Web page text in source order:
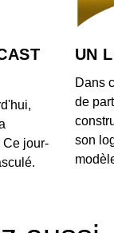
jour-
UN
Dans
de
son